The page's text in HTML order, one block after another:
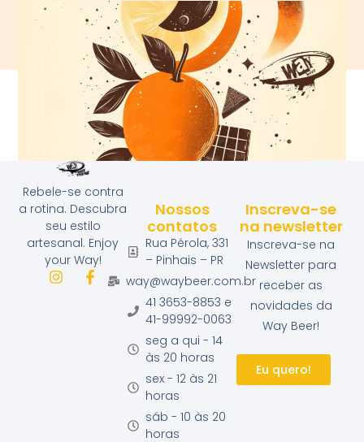
Way Beer Bergamota da Noite
Rebele-se contra
a rotina. Descubra
seu estilo
artesanal. Enjoy
your Way!
Nossos
contatos
Rua Pérola, 331
– Pinhais – PR
way@waybeer.com.br
41 3653-8853 e
41-99992-0063
seg a qui - 14
às 20 horas
sex - 12 às 21
horas
sáb - 10 às 20
horas
Inscreva-se
na newsletter
Inscreva-se na
Newsletter para
receber as
novidades da
Way Beer!
Eu quero!